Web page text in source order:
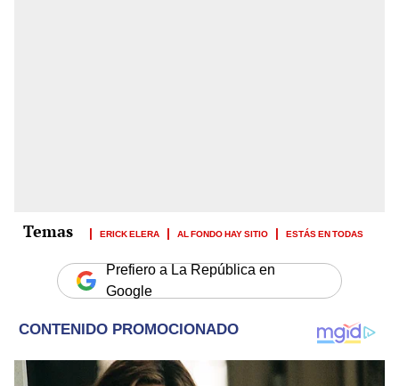
ERICK ELERA AL FONDO HAY SITIO ESTÁS EN TODAS
Prefiero a La República en
Google